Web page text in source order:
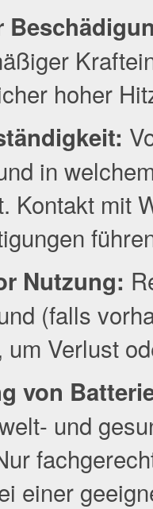
hoher
in
Kontakt mit
Nutzung:
(falls
um Verlust
von
und
einer